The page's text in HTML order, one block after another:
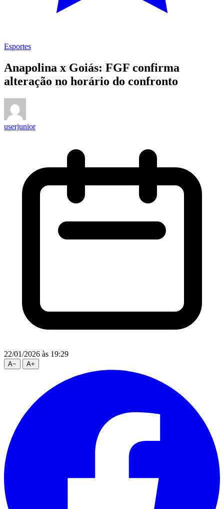
Esportes
Anapolina x Goiás: FGF confirma
alteração no horário do confronto
userjunior
22/01/2026 às 19:29
A− A+